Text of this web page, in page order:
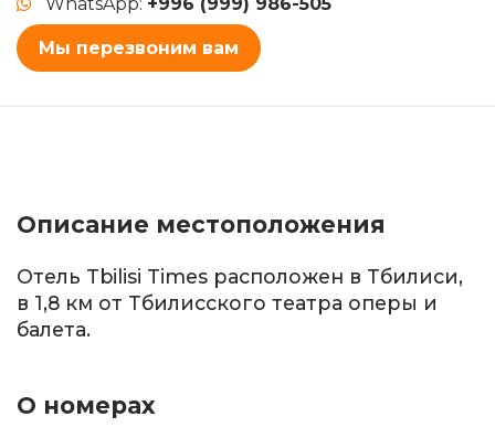
Мы перезвоним вам
Описание местоположения
Отель Tbilisi Times расположен в Тбилиси,
в 1,8 км от Тбилисского театра оперы и
балета.
О номерах